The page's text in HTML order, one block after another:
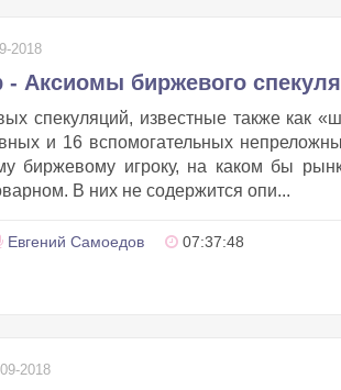
2018
- Аксиомы биржевого
спекуляций, известные также как
и 16 вспомогательных
биржевому игроку, на каком бы
В них не содержится опи...
Евгений Самоедов 07:37:48
2018